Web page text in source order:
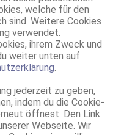
welche für den
sind. Weitere Cookies
verwendet.
ihrem Zweck und
weiter unten auf
.
jederzeit zu geben,
indem du die Cookie-
öffnest. Den Link
Webseite. Wir
AV, 69, Franz b. Ihr, BV, Schmu., Kuscheln, Körperküs., AV b. Ihm
rasiert, Latina
LS